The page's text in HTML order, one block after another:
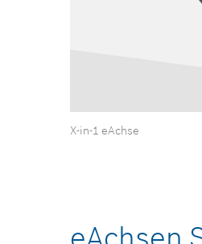
X-in-1 eAchse